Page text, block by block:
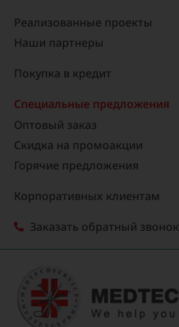
Реализованные проекты
Наши партнеры
Покупка в кредит
Специальные предложения
Оптовый заказ
Скидка на промоакции
Горячие предложения
Корпоративных клиентам
Заказать обратный звонок